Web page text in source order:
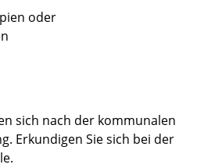
oder
sich nach der kommunalen
Erkundigen Sie sich bei der